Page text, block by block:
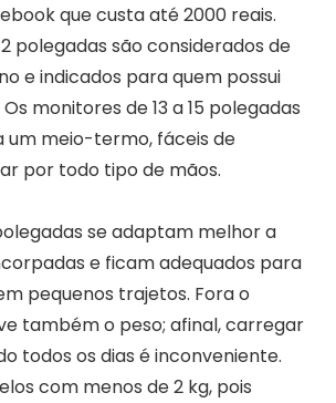
que custa até 2000 reais.
polegadas são considerados de
e indicados para quem possui
monitores de 13 a 15 polegadas
um meio-termo, fáceis de
por todo tipo de mãos.
se adaptam melhor a
e ficam adequados para
pequenos trajetos. Fora o
também o peso; afinal, carregar
todos os dias é inconveniente.
com menos de 2 kg, pois